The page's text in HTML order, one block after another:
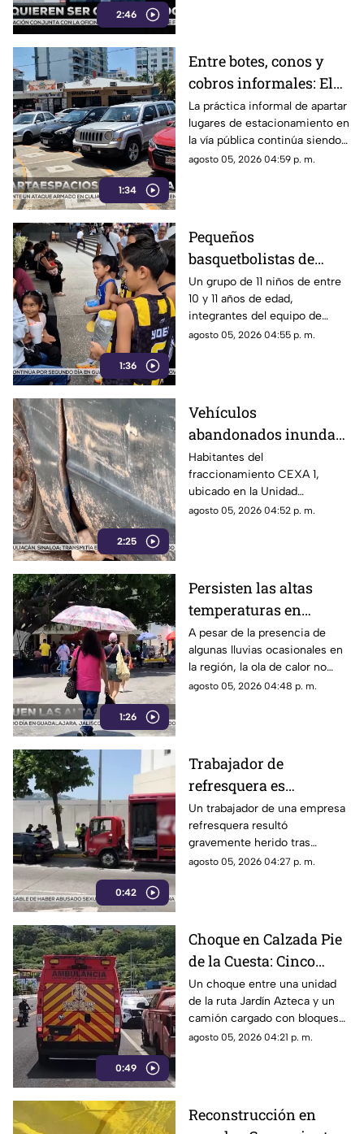
2:46
1:34
Entre botes, conos y
cobros informales: El
calvario de
estacionarse en la
Costera de Acapulco
La práctica informal de apartar
lugares de estacionamiento en
la vía pública continúa siendo
un tema de constante debate y
Miguel Alemán.
agosto 05, 2026 04:59 p. m.
1:36
Pequeños
basquetbolistas de
Chilpancingo buscan
apoyo para competir en
torneo nacional en
Veracruz
Un grupo de 11 niños de entre
10 y 11 años de edad,
integrantes del equipo de
básquetbol Panteras de
a cabo en Orizaba, Veracruz,
del 19 al 23 de agosto.
agosto 05, 2026 04:55 p. m.
2:25
Vehículos
abandonados inundan
la Unidad Habitacional
Colosio: Vecinos
denuncian foco de
infección e inseguridad
Habitantes del
fraccionamiento CEXA 1,
ubicado en la Unidad
Habitacional Colosio, han
automóviles abandonados en la
vía pública.
agosto 05, 2026 04:52 p. m.
1:26
Persisten las altas
temperaturas en
Guerrero por efecto de
la canícula
A pesar de la presencia de
algunas lluvias ocasionales en
la región, la ola de calor no
cede en el estado de Guerrero.
agosto 05, 2026 04:48 p. m.
0:42
Trabajador de
refresquera es
atropellado en la
Costera Miguel Alemán
Un trabajador de una empresa
refresquera resultó
gravemente herido tras
resbalar de su camión y ser
agosto 05, 2026 04:27 p. m.
0:49
Choque en Calzada Pie
de la Cuesta: Cinco
lesionados tras
impacto entre combi y
camión de carga
Un choque entre una unidad
de la ruta Jardín Azteca y un
camión cargado con bloques
de concreto movilizó a los
agosto 05, 2026 04:21 p. m.
Reconstrucción en